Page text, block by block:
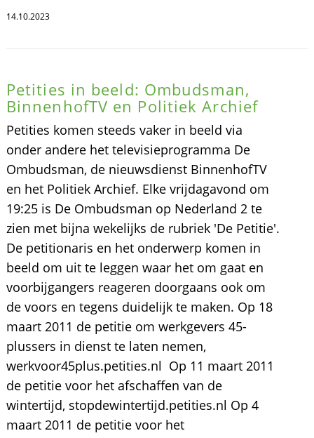
14.10.2023
Petities in beeld: Ombudsman,
BinnenhofTV en Politiek Archief
Petities komen steeds vaker in beeld via
onder andere het televisieprogramma De
Ombudsman, de nieuwsdienst BinnenhofTV
en het Politiek Archief. Elke vrijdagavond om
19:25 is De Ombudsman op Nederland 2 te
zien met bijna wekelijks de rubriek 'De Petitie'.
De petitionaris en het onderwerp komen in
beeld om uit te leggen waar het om gaat en
voorbijgangers reageren doorgaans ook om
de voors en tegens duidelijk te maken. Op 18
maart 2011 de petitie om werkgevers 45-
plussers in dienst te laten nemen,
werkvoor45plus.petities.nl Op 11 maart 2011
de petitie voor het afschaffen van de
wintertijd, stopdewintertijd.petities.nl Op 4
maart 2011 de petitie voor het